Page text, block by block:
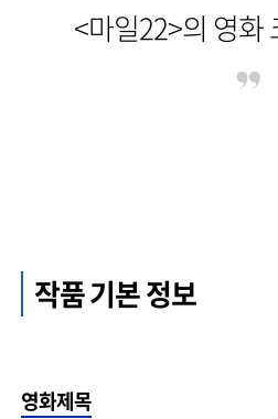
<마일22>의 영화
작품 기본 정보
영화제목